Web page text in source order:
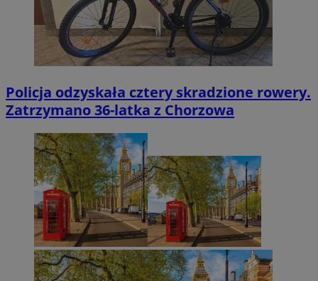
Policja odzyskała cztery skradzione rowery.
Zatrzymano 36-latka z Chorzowa